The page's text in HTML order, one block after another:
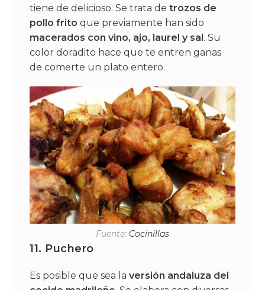
tiene de delicioso. Se trata de trozos de
pollo frito que previamente han sido
macerados con vino, ajo, laurel y sal . Su
color doradito hace que te entren ganas
de comerte un plato entero.
Fuente: Cocinillas
11. Puchero
Es posible que sea la versión andaluza del